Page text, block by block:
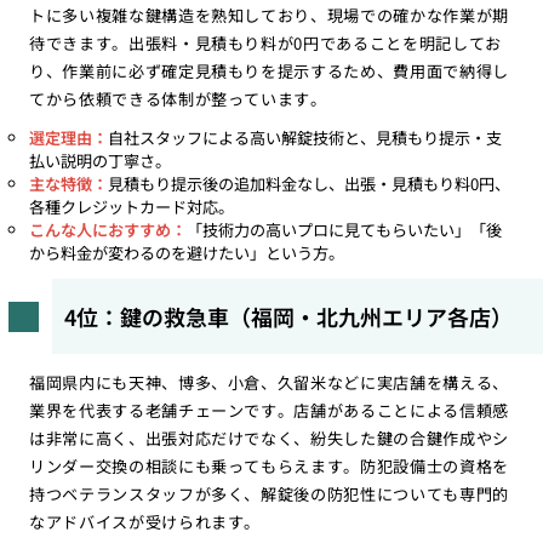
トに多い複雑な鍵構造を熟知しており、現場での確かな作業が期
待できます。出張料・見積もり料が0円であることを明記してお
り、作業前に必ず確定見積もりを提示するため、費用面で納得し
てから依頼できる体制が整っています。
選定理由： 自社スタッフによる高い解錠技術と、見積もり提示・支
払い説明の丁寧さ。
主な特徴： 見積もり提示後の追加料金なし、出張・見積もり料0円、
各種クレジットカード対応。
こんな人におすすめ：
「技術力の高いプロに見てもらいたい」「後
から料金が変わるのを避けたい」という方。
4位：鍵の救急車（福岡・北九州エリア各店）
福岡県内にも天神、博多、小倉、久留米などに実店舗を構える、
業界を代表する老舗チェーンです。店舗があることによる信頼感
は非常に高く、出張対応だけでなく、紛失した鍵の合鍵作成やシ
リンダー交換の相談にも乗ってもらえます。防犯設備士の資格を
持つベテランスタッフが多く、解錠後の防犯性についても専門的
なアドバイスが受けられます。